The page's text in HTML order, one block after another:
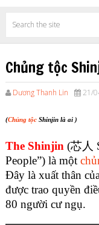
Chủng tộc
Dương Thanh Lin 21/
(Chủng tộcShinjin là ai )
The Shinjin (芯人
People”) là một
Đây là xuất thân
được trao quyền
80 người cư ngụ.